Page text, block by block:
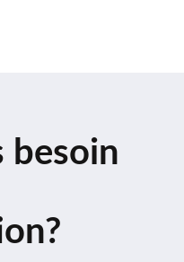
besoin